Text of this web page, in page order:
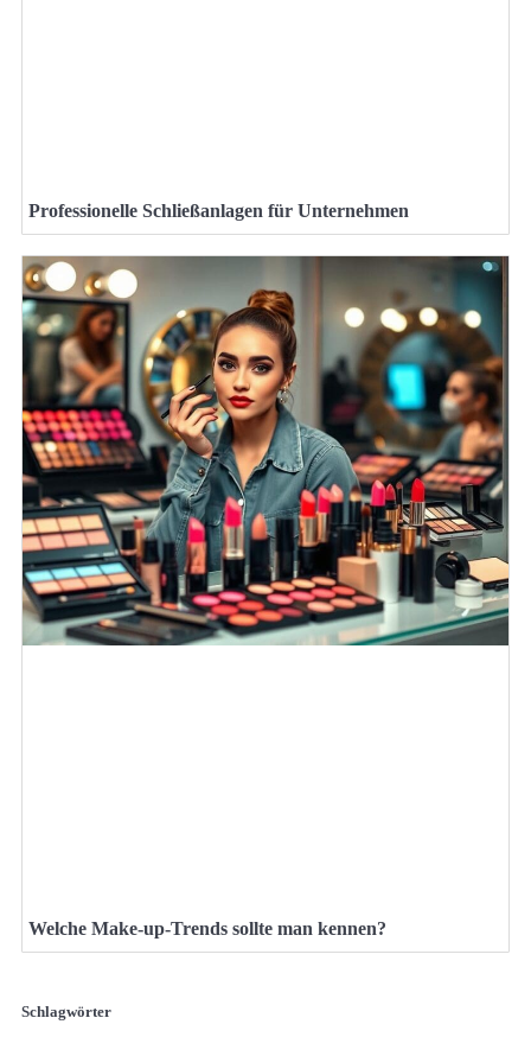
Professionelle Schließanlagen für Unternehmen
Welche Make-up-Trends sollte man kennen?
Schlagwörter